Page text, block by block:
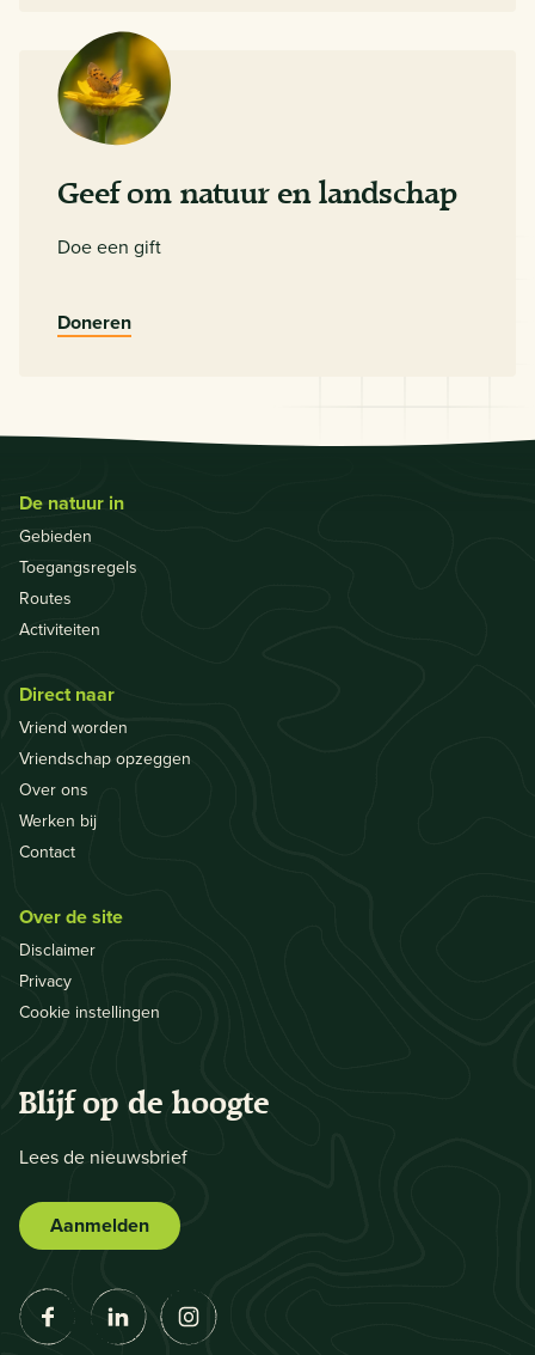
Geef om natuur en landschap
Doe een gift
Doneren
De natuur in
Gebieden
Toegangsregels
Routes
Activiteiten
Direct naar
Vriend worden
Vriendschap opzeggen
Over ons
Werken bij
Contact
Over de site
Disclaimer
Privacy
Cookie instellingen
Blijf op de hoogte
Lees de nieuwsbrief
Aanmelden